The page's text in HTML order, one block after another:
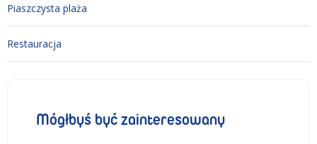
Piaszczysta plaża
Restauracja
Mógłbyś być zainteresowany